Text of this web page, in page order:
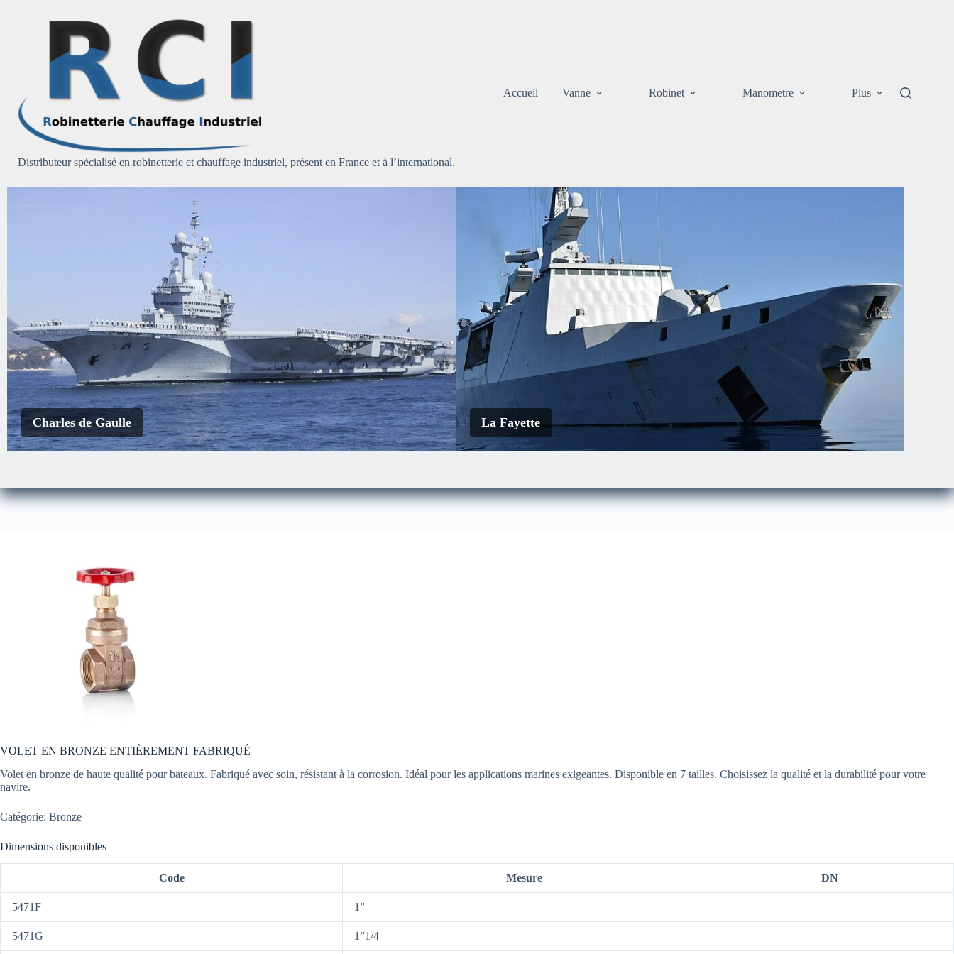
Distributeur spécialisé en robinetterie et chauffage industriel, présent en France et à l’international.
Accueil Vanne Robinet Manometre Plus
Charles de Gaulle La Fayette
VOLET EN BRONZE ENTIÈREMENT FABRIQUÉ
Volet en bronze de haute qualité pour bateaux. Fabriqué avec soin, résistant à la corrosion. Idéal pour les applications marines exigeantes. Disponible en 7 tailles. Choisissez la qualité et la durabilité pour votre
navire.
Catégorie: Bronze
Dimensions disponibles
Code Mesure DN
5471F 1”
5471G 1”1/4